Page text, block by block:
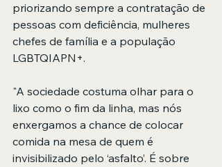
priorizando sempre a contratação de
pessoas com deficiência, mulheres
chefes de família e a população
LGBTQIAPN+.
"A sociedade costuma olhar para o
lixo como o fim da linha, mas nós
enxergamos a chance de colocar
comida na mesa de quem é
invisibilizado pelo ‘asfalto’. É sobre